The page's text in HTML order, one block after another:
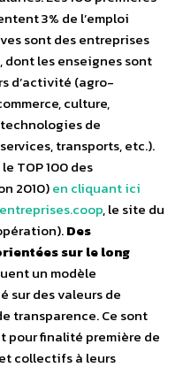
3% de l’emploi
sont des entreprises
les enseignes sont
d’activité (agro-
culture,
de
transports, etc.).
TOP 100 des
2010)en cliquant ici
entreprises.coop, le site du
Des
sur le long
un modèle
sur des valeurs de
transparence. Ce sont
pour finalité première de
collectifs à leurs